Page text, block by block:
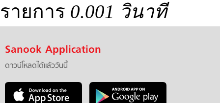
รายการ 0.001 วินาที
Sanook Application
ดาวน์โหลดได้แล้ววันนี้